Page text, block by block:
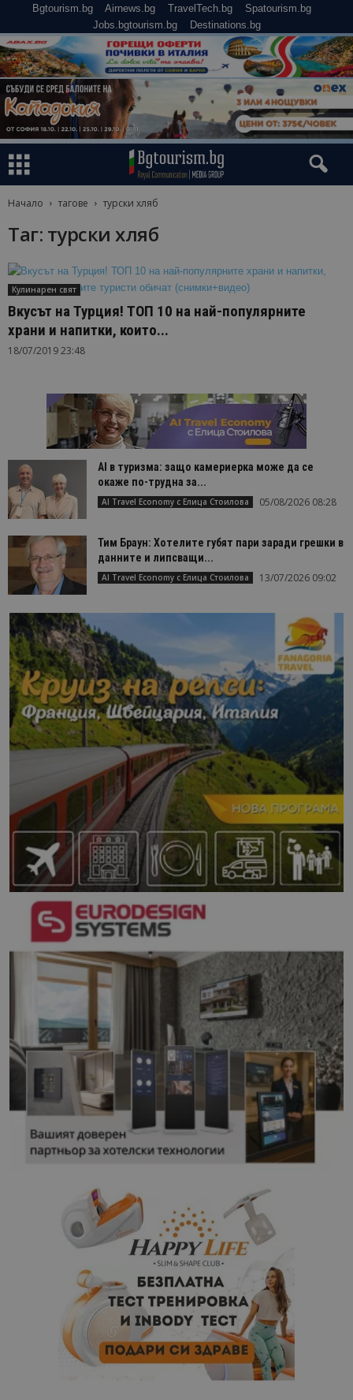
Bgtourism.bg Airnews.bg TravelTech.bg
Spatourism.bg
Jobs.bgtourism.bg
Destinations.bg
Начало тагове турски хляб
Таг: турски хляб
Кулинарен свят
Вкусът на Турция! ТОП 10 на най-популярните
храни и напитки, които...
18/07/2019 23:48
AI в туризма: защо камериерка може да се
окаже по-трудна за...
AI Travel Economy с Елица Стоилова 05/08/2026 08:28
Тим Браун: Хотелите губят пари заради грешки в
данните и липсващи...
AI Travel Economy с Елица Стоилова 13/07/2026 09:02